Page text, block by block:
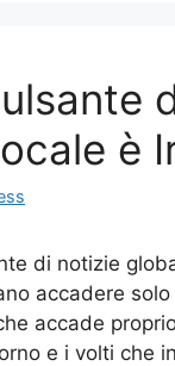
è
di notizie
accadere
accade
e i volti che